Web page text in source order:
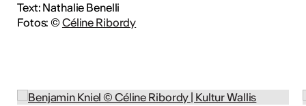
Text: Nathalie Benelli
Fotos: © Céline Ribordy